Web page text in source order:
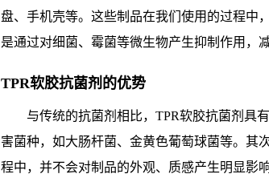
盘、手机壳等。这些制品在我们使用的过程中
是通过对细菌、霉菌等微生物产生抑制作用，
TPR软胶抗菌剂的优势
与传统的抗菌剂相比，TPR软胶抗菌剂具
害菌种，如大肠杆菌、金黄色葡萄球菌等。其
程中，并不会对制品的外观、质感产生明显影